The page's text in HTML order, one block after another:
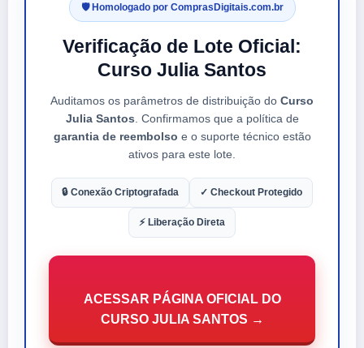
🛡️ Homologado por ComprasDigitais.com.br
Verificação de Lote Oficial:
Curso Julia Santos
Auditamos os parâmetros de distribuição do Curso
Julia Santos . Confirmamos que a política de
garantia de reembolso e o suporte técnico estão
ativos para este lote.
🔒 Conexão Criptografada ✓ Checkout Protegido
⚡ Liberação Direta
ACESSAR PÁGINA OFICIAL DO
CURSO JULIA SANTOS →